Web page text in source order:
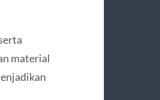
material